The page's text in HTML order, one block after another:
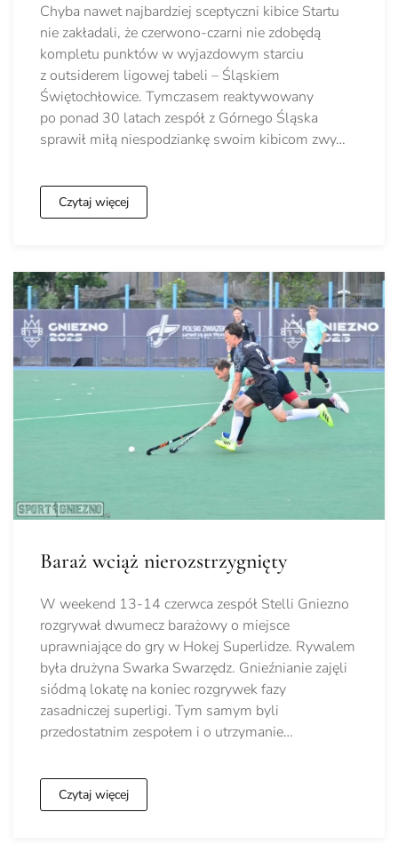
Chyba nawet najbardziej sceptyczni kibice Startu
nie zakładali, że czerwono-czarni nie zdobędą
kompletu punktów w wyjazdowym starciu
z outsiderem ligowej tabeli – Śląskiem
Świętochłowice. Tymczasem reaktywowany
po ponad 30 latach zespół z Górnego Śląska
sprawił miłą niespodziankę swoim kibicom zwy…
Czytaj więcej
Baraż wciąż nierozstrzygnięty
W weekend 13-14 czerwca zespół Stelli Gniezno
rozgrywał dwumecz barażowy o miejsce
uprawniające do gry w Hokej Superlidze. Rywalem
była drużyna Swarka Swarzędz. Gnieźnianie zajęli
siódmą lokatę na koniec rozgrywek fazy
zasadniczej superligi. Tym samym byli
przedostatnim zespołem i o utrzymanie…
Czytaj więcej